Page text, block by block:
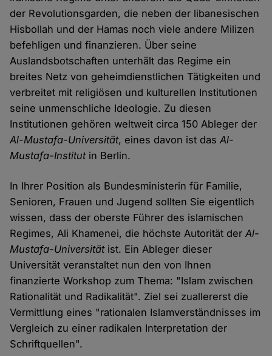
der Revolutionsgarden, die neben der libanesischen
Hisbollah und der Hamas noch viele andere Milizen
befehligen und finanzieren. Über seine
Auslandsbotschaften unterhält das Regime ein
breites Netz von geheimdienstlichen Tätigkeiten und
verbreitet mit religiösen und kulturellen Institutionen
seine unmenschliche Ideologie. Zu diesen
Institutionen gehören weltweit circa 150 Ableger der
Al-Mustafa-Universität, eines davon ist dasAl-
Mustafa-Institutin Berlin.
In Ihrer Position als Bundesministerin für Familie,
Senioren, Frauen und Jugend sollten Sie eigentlich
wissen, dass der oberste Führer des islamischen
Regimes, Ali Khamenei, die höchste Autorität derAl-
Mustafa-Universitätist. Ein Ableger dieser
Universität veranstaltet nun den von Ihnen
finanzierte Workshop zum Thema: "Islam zwischen
Rationalität und Radikalität". Ziel sei zuallererst die
Vermittlung eines "rationalen Islamverständnisses im
Vergleich zu einer radikalen Interpretation der
Schriftquellen".